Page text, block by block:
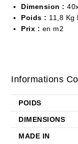
Dimension :
Poids : 11,8 Kg
Prix : en m2
Informations
POIDS
DIMENSIONS
MADE IN